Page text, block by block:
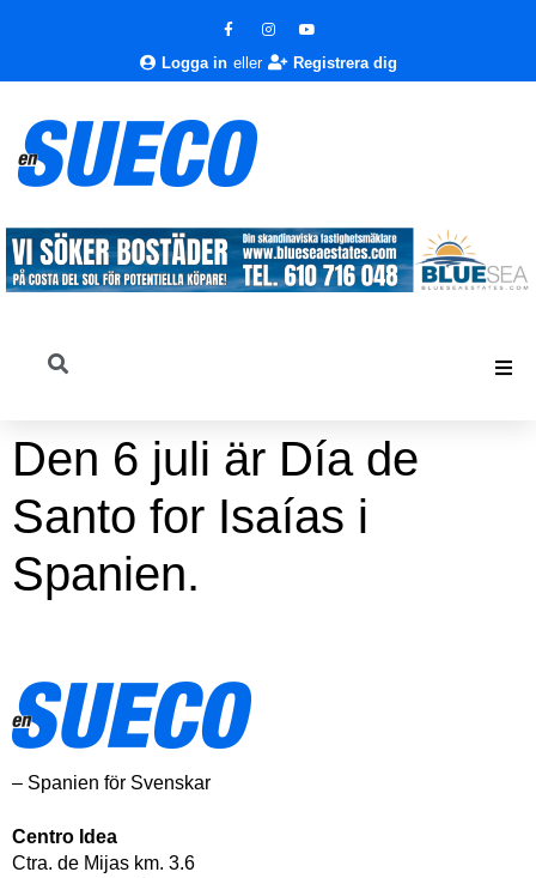
Logga in eller Registrera dig
Den 6 juli är Día de
Santo for Isaías i
Spanien.
– Spanien för Svenskar
Centro Idea
Ctra. de Mijas km. 3.6